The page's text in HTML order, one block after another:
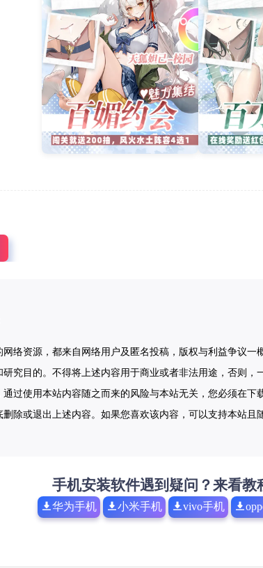
网络资源，都来自网络用户及匿名投稿，版权与利益争议一
研究目的。不得将上述内容用于商业或者非法用途，否则，
通过使用本站内容随之而来的风险与本站无关，您必须在下
删除或退出上述内容。如果您喜欢该内容，可以支持本站且
手机安装软件遇到疑问？来看教
华为手机 小米手机 vivo手机